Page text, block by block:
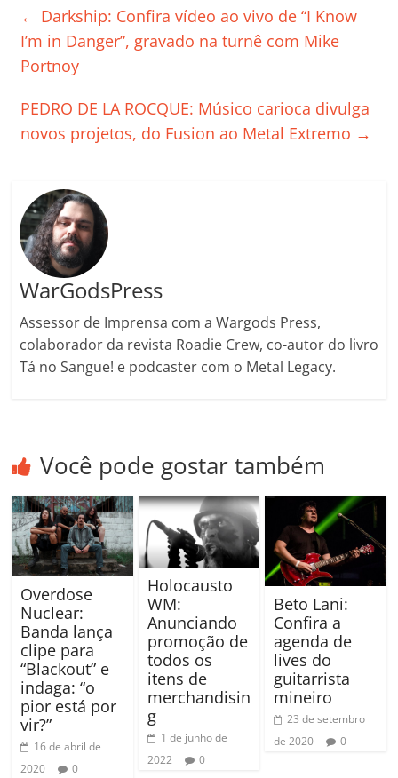
e
b
o
o
k
er l s
A
p
e
dI
gl
e
ss
ro
y
Li
k
p
ar
h
ar
← Darkship: Confira vídeo ao vivo de “I Know
I’m in Danger”, gravado na turnê com Mike
Portnoy
PEDRO DE LA ROCQUE: Músico carioca divulga
novos projetos, do Fusion ao Metal Extremo →
WarGodsPress
Assessor de Imprensa com a Wargods Press,
colaborador da revista Roadie Crew, co-autor do livro
Tá no Sangue! e podcaster com o Metal Legacy.
Você pode gostar também
Overdose
Nuclear:
Banda lança
clipe para
“Blackout” e
indaga: “o
pior está por
vir?”
16 de abril de
2020
0
Holocausto
WM:
Anunciando
promoção de
todos os
itens de
merchandisin
g
1 de junho de
2022
0
Beto Lani:
Confira a
agenda de
lives do
guitarrista
mineiro
23 de setembro
de 2020
0